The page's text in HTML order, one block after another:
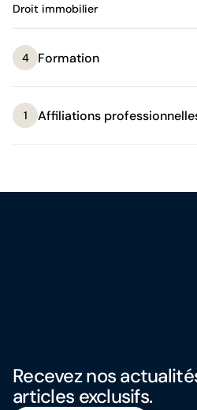
Elle est titulaire d’un Juris
maîtrise en fiscalité de
Droit immobilier
4 Formation
1 Affiliations
Recevez nos
articles exclusifs.